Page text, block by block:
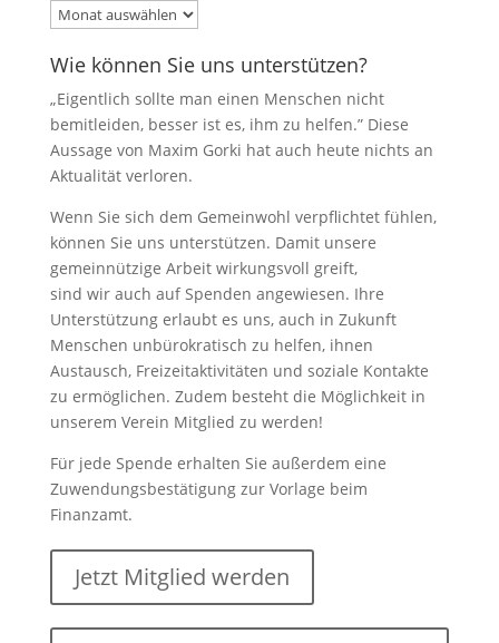
Archiv
Wie können Sie uns unterstützen?
„Eigentlich sollte man einen Menschen nicht
bemitleiden, besser ist es, ihm zu helfen.” Diese
Aussage von Maxim Gorki hat auch heute nichts an
Aktualität verloren.
Wenn Sie sich dem Gemeinwohl verpflichtet fühlen,
können Sie uns unterstützen. Damit unsere
gemeinnützige Arbeit wirkungsvoll greift,
sind wir auch auf Spenden angewiesen. Ihre
Unterstützung erlaubt es uns, auch in Zukunft
Menschen unbürokratisch zu helfen, ihnen
Austausch, Freizeitaktivitäten und soziale Kontakte
zu ermöglichen. Zudem besteht die Möglichkeit in
unserem Verein Mitglied zu werden!
Für jede Spende erhalten Sie außerdem eine
Zuwendungsbestätigung zur Vorlage beim
Finanzamt.
Jetzt Mitglied werden